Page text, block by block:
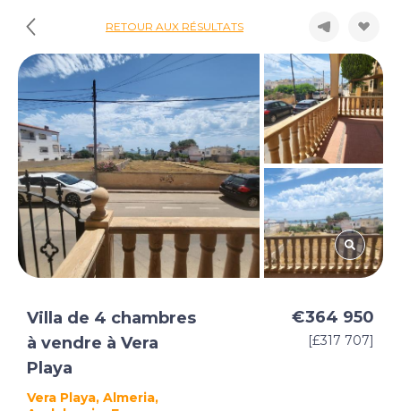
RETOUR AUX RÉSULTATS
Villa de 4 chambres
à vendre à Vera
Playa
Vera Playa, Almeria,
€364 950
[£317 707]